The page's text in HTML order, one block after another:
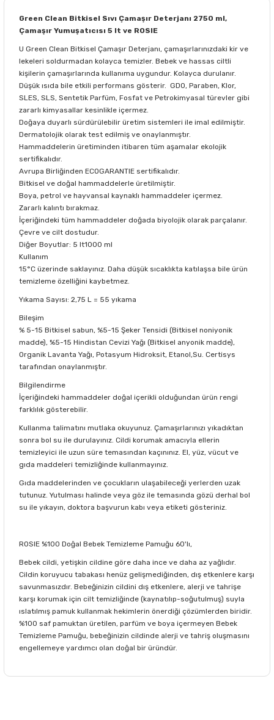
Green Clean Bitkisel Sıvı Çamaşır Deterjanı 2750 ml,
Çamaşır Yumuşatıcısı 5 lt ve ROSIE
U Green Clean Bitkisel Çamaşır Deterjanı, çamaşırlarınızdaki kir ve
lekeleri soldurmadan kolayca temizler. Bebek ve hassas ciltli
kişilerin çamaşırlarında kullanıma uygundur. Kolayca durulanır.
Düşük ısıda bile etkili performans gösterir. GDO, Paraben, Klor,
SLES, SLS, Sentetik Parfüm, Fosfat ve Petrokimyasal türevler gibi
zararlı kimyasallar kesinlikle içermez.
Doğaya duyarlı sürdürülebilir üretim sistemleri ile imal edilmiştir.
Dermatolojik olarak test edilmiş ve onaylanmıştır.
Hammaddelerin üretiminden itibaren tüm aşamalar ekolojik
sertifikalıdır.
Avrupa Birliğinden ECOGARANTIE sertifikalıdır.
Bitkisel ve doğal hammaddelerle üretilmiştir.
Boya, petrol ve hayvansal kaynaklı hammaddeler içermez.
Zararlı kalıntı bırakmaz.
İçeriğindeki tüm hammaddeler doğada biyolojik olarak parçalanır.
Çevre ve cilt dostudur.
Diğer Boyutlar: 5 lt1000 ml
Kullanım
15°C üzerinde saklayınız. Daha düşük sıcaklıkta katılaşsa bile ürün
temizleme özelliğini kaybetmez.
Yıkama Sayısı: 2,75 L = 55 yıkama
Bileşim
% 5-15 Bitkisel sabun, %5-15 Şeker Tensidi (Bitkisel noniyonik
madde), %5-15 Hindistan Cevizi Yağı (Bitkisel anyonik madde),
Organik Lavanta Yağı, Potasyum Hidroksit, Etanol,Su. Certisys
tarafından onaylanmıştır.
Bilgilendirme
İçeriğindeki hammaddeler doğal içerikli olduğundan ürün rengi
farklılık gösterebilir.
Kullanma talimatını mutlaka okuyunuz. Çamaşırlarınızı yıkadıktan
sonra bol su ile durulayınız. Cildi korumak amacıyla ellerin
temizleyici ile uzun süre temasından kaçınınız. El, yüz, vücut ve
gıda maddeleri temizliğinde kullanmayınız.
Gıda maddelerinden ve çocukların ulaşabileceği yerlerden uzak
tutunuz. Yutulması halinde veya göz ile temasında gözü derhal bol
su ile yıkayın, doktora başvurun kabı veya etiketi gösteriniz.
ROSIE %100 Doğal Bebek Temizleme Pamuğu 60'lı,
Bebek cildi, yetişkin cildine göre daha ince ve daha az yağlıdır.
Cildin koruyucu tabakası henüz gelişmediğinden, dış etkenlere karşı
savunmasızdır. Bebeğinizin cildini dış etkenlere, alerji ve tahrişe
karşı korumak için cilt temizliğinde (kaynatılıp-soğutulmuş) suyla
ıslatılmış pamuk kullanmak hekimlerin önerdiği çözümlerden biridir.
%100 saf pamuktan üretilen, parfüm ve boya içermeyen Bebek
Temizleme Pamuğu, bebeğinizin cildinde alerji ve tahriş oluşmasını
engellemeye yardımcı olan doğal bir üründür.